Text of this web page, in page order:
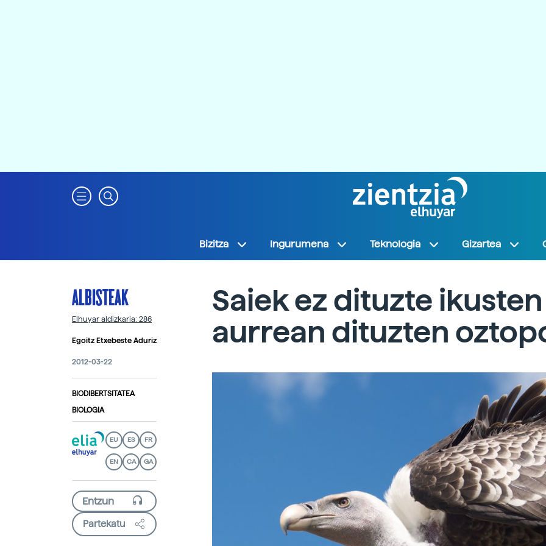
Bizitza Ingurumena Teknologia Gizartea
ALBISTEAK
Elhuyar aldizkaria: 286
Egoitz Etxebeste Aduriz
2012-03-22
BIODIBERTSITATEA
BIOLOGIA
EU ES FR
EN CA GA
Partekatu
Saiek ez dituzte ikusten
aurrean dituzten